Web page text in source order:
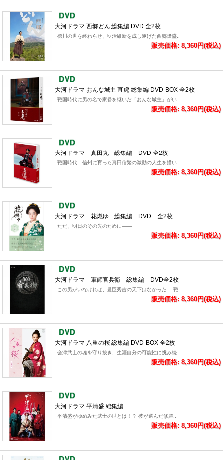
大河ドラマ 西郷どん 総集編 DVD 全2枚
徳川の世を終わらせ、明治維新を成し遂げた西郷隆盛..
販売価格: 8,360円(税込)
大河ドラマ おんな城主 直虎 総集編 DVD-BOX 全2枚
戦国時代に男の名で家督を継いだ「おんな城主」がい..
販売価格: 8,360円(税込)
大河ドラマ 真田丸 総集編 DVD 全2枚
戦国時代 信州に育った真田信繁の激動の人生を描い..
販売価格: 8,360円(税込)
大河ドラマ 花燃ゆ 総集編 DVD 全2枚
ただ、明日のその先のために――
販売価格: 8,360円(税込)
大河ドラマ 軍師官兵衛 総集編 DVD全2枚
この男がいなければ、豊臣秀吉の天下はなかった― 戦..
販売価格: 8,360円(税込)
大河ドラマ 八重の桜 総集編 DVD-BOX 全2枚
会津武士の魂を守り抜き、生涯自分の可能性に挑み続..
販売価格: 8,360円(税込)
大河ドラマ 平清盛 総集編
平清盛がゆめみた武士の世とは！？ 彼が選んだ修羅..
販売価格: 8,360円(税込)